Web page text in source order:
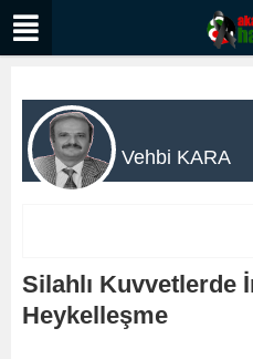
Vehbi KARA
Silahlı Kuvvetlerde
Heykelleşme